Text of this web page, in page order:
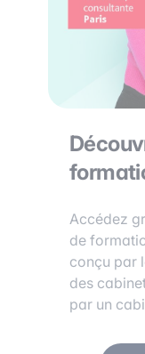
Accédez
de
conçu par
des
par un